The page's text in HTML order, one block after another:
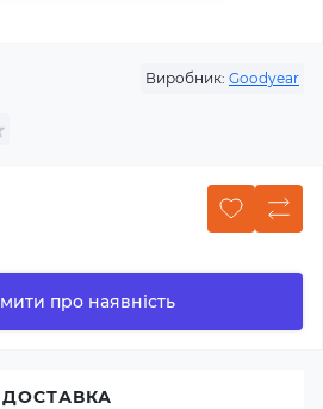
Виробник: Goodyear
про наявність